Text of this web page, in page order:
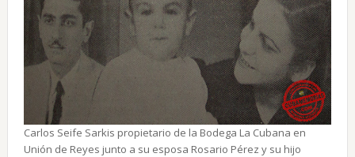
Carlos Seife Sarkis propietario de la Bodega La Cubana en
Unión de Reyes junto a su esposa Rosario Pérez y su hijo